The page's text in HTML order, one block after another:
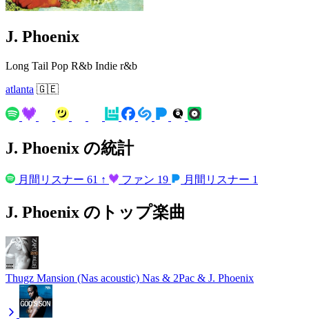
J. Phoenix
Long Tail Pop R&b Indie r&b
atlanta 🇬🇪
J. Phoenix の統計
月間リスナー 61 ↑ ファン 19 月間リスナー 1
J. Phoenix のトップ楽曲
Thugz Mansion (Nas acoustic) Nas & 2Pac & J. Phoenix